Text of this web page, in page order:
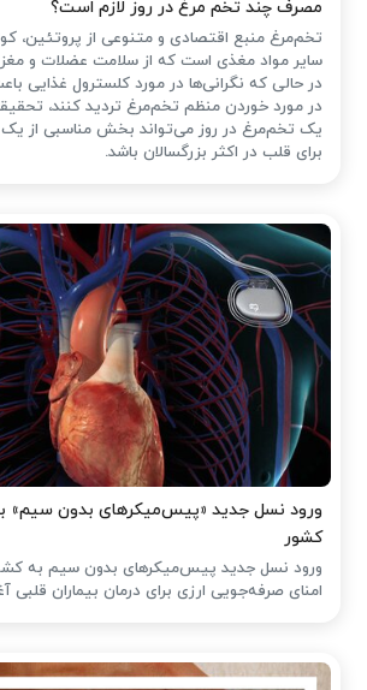
مصرف چند تخم مرغ در روز لازم است؟
سایر مواد مغذی است که از سلامت عضلات و
در حالی که نگرانی‌ها در مورد کلسترول غذایی
در مورد خوردن منظم تخم‌مرغ تردید کنند،
یک تخم‌مرغ در روز می‌تواند بخش مناسبی از یک
برای قلب در اکثر بزرگسالان باشد.
ورود نسل جدید «پیس‌میکرهای بدون سیم»
کشور
ورود نسل جدید پیس‌میکرهای بدون سیم به
امنای صرفه‌جویی ارزی برای درمان بیماران قلبی